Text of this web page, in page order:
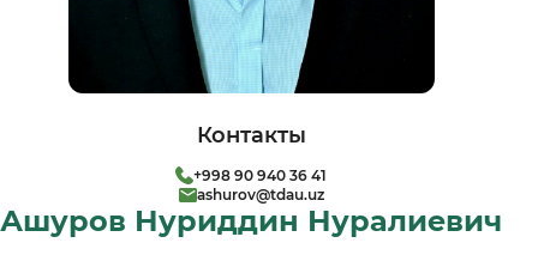
Ашуров Нуриддин Нуралиевич
Контакты
+998 90 940 36 41
ashurov@tdau.uz